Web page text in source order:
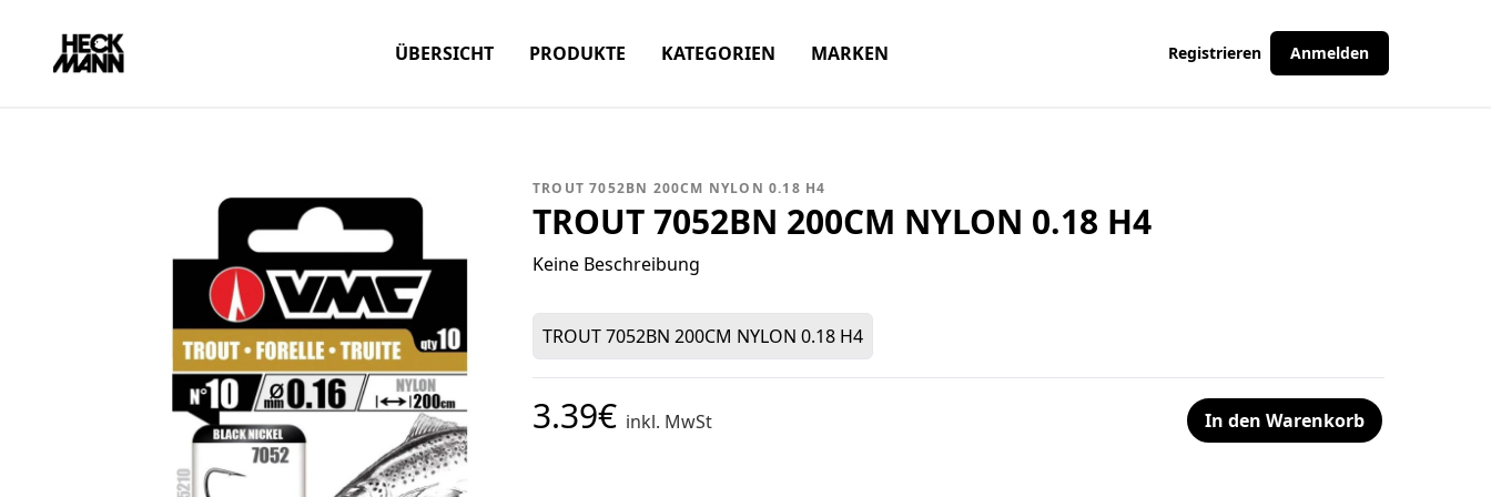
ÜBERSICHT PRODUKTE KATEGORIEN MARKEN Registrieren Anmelden
TROUT 7052BN 200CM NYLON 0.18 H4
TROUT 7052BN 200CM NYLON 0.18 H4
Keine Beschreibung
TROUT 7052BN 200CM NYLON 0.18 H4
3.39€ inkl. MwSt In den Warenkorb